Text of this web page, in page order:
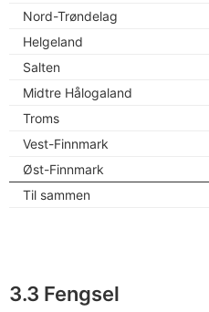
Nord-Trøndelag
Helgeland
Salten
Midtre Hålogaland
Troms
Vest-Finnmark
Øst-Finnmark
Til sammen
3.3 Fengsel